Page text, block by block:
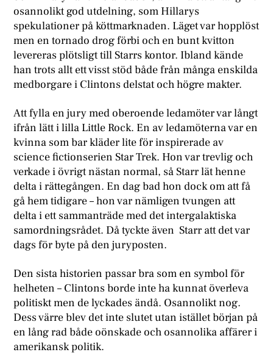
osannolikt god utdelning, som Hillarys
spekulationer på köttmarknaden. Läget var hopplöst
men en tornado drog förbi och en bunt kvitton
levereras plötsligt till Starrs kontor. Ibland kände
han trots allt ett visst stöd både från många enskilda
medborgare i Clintons delstat och högre makter.
Att fylla en jury med oberoende ledamöter var långt
ifrån lätt i lilla Little Rock. En av ledamöterna var en
kvinna som bar kläder lite för inspirerade av
science fictionserien Star Trek. Hon var trevlig och
verkade i övrigt nästan normal, så Starr lät henne
delta i rättegången. En dag bad hon dock om att få
gå hem tidigare – hon var nämligen tvungen att
delta i ett sammanträde med det intergalaktiska
samordningsrådet. Då tyckte även Starr att det var
dags för byte på den juryposten.
Den sista historien passar bra som en symbol för
helheten – Clintons borde inte ha kunnat överleva
politiskt men de lyckades ändå. Osannolikt nog.
Dess värre blev det inte slutet utan istället början på
en lång rad både oönskade och osannolika affärer i
amerikansk politik.